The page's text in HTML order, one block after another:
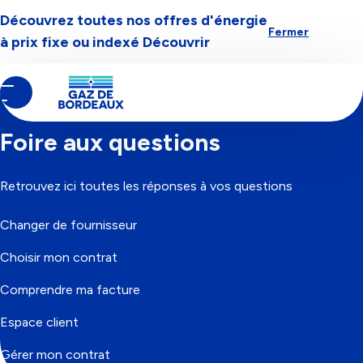
Aller à la navigation Aller au contenuAller au pied-de-page
Découvrez toutes nos offres d'énergie
à prix fixe ou indexé Découvrir
Fermer
Contenu
principal
d'Ariane
Accueil
Foire aux questions
Retrouvez ici toutes les réponses à vos questions
Changer de fournisseur
Choisir mon contrat
Comprendre ma facture
Espace client
Gérer mon contrat